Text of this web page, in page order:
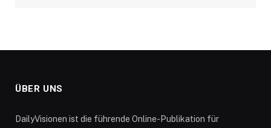
ÜBER UNS
DailyVisionen ist die führende Online-Publikation für